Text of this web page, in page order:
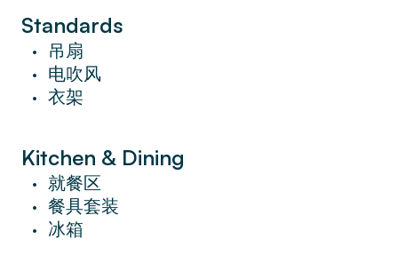
Standards
• 吊扇
• 电吹风
• 衣架
Kitchen & Dining
• 就餐区
• 餐具套装
• 冰箱